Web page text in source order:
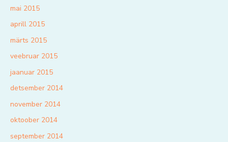
mai 2015
aprill 2015
märts 2015
veebruar 2015
jaanuar 2015
detsember 2014
november 2014
oktoober 2014
september 2014